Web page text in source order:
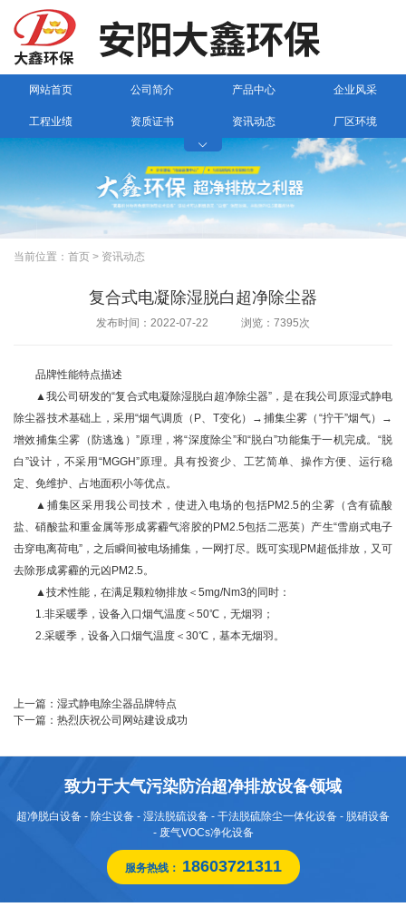
网站首页 公司简介 产品中心 企业风采
工程业绩 资质证书 资讯动态 厂区环境
联系我们

当前位置： 首页 > 资讯动态
复合式电凝除湿脱白超净除尘器
发布时间：2022-07-22 浏览：7395次
品牌性能特点描述
▲我公司研发的“复合式电凝除湿脱白超净除尘器”，是在我公司原湿式静电
除尘器技术基础上，采用“烟气调质（P、T变化）→捕集尘雾（“拧干”烟气）→
增效捕集尘雾（防逃逸）”原理，将“深度除尘”和“脱白”功能集于一机完成。“脱
白”设计，不采用“MGGH”原理。具有投资少、工艺简单、操作方便、运行稳
定、免维护、占地面积小等优点。
▲捕集区采用我公司技术，使进入电场的包括PM2.5的尘雾（含有硫酸
盐、硝酸盐和重金属等形成雾霾气溶胶的PM2.5包括二恶英）产生“雪崩式电子
击穿电离荷电”，之后瞬间被电场捕集，一网打尽。既可实现PM超低排放，又可
去除形成雾霾的元凶PM2.5。
▲技术性能，在满足颗粒物排放＜5mg/Nm3的同时：
1.非采暖季，设备入口烟气温度＜50℃，无烟羽；
2.采暖季，设备入口烟气温度＜30℃，基本无烟羽。
上一篇： 湿式静电除尘器品牌特点
下一篇： 热烈庆祝公司网站建设成功
致力于大气污染防治超净排放设备领域
超净脱白设备 - 除尘设备 - 湿法脱硫设备 - 干法脱硫除尘一体化设备 - 脱硝设备
- 废气VOCs净化设备
服务热线： 18603721311